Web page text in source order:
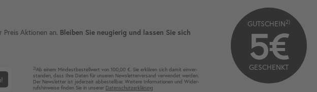
Aktionen an. Bleiben Sie neugierig und lassen Sie sich
2)Ab einem Mindest­bestell­wert von 100,00 €. Sie erklären sich damit ein­ver­
standen, dass Ihre Da­ten für unseren News­letter­versand ver­wen­det werden.
Der News­letter ist jeder­zeit ab­bestel­lbar. Weitere Infor­mationen und Wider­
rufshin­weise finden Sie in unserer Daten­schutz­erklärung
GUTSCHEIN2)
5€
GESCHENKT